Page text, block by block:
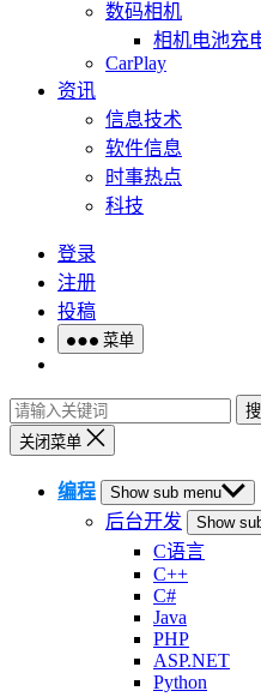
数码相机
相机电池充
CarPlay
资讯
信息技术
软件信息
时事热点
科技
登录
注册
投稿
菜单
关闭菜单
编程 Show sub menu
后台开发 Show
C语言
C++
C#
Java
PHP
ASP.NET
Python